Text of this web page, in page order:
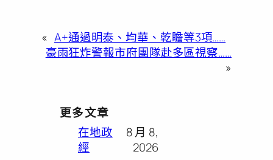
« A+通過明泰、均華、乾瞻等3項……
豪雨狂炸警報市府團隊赴多區視察……
»
更多文章
在地政
經
8 月 8,
2026